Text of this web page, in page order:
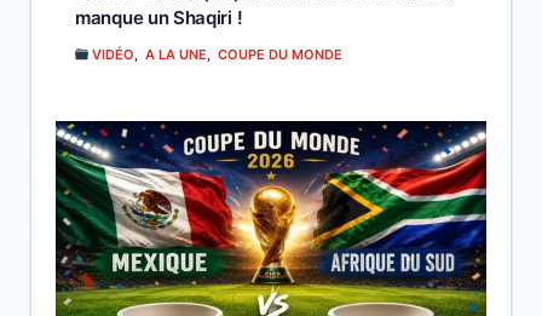
manque un Shaqiri !
VIDÉO A LA UNE COUPE DU MONDE